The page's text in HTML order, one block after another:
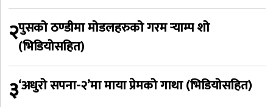
२पुसको ठण्डीमा मोडलहरुको गरम र्‍याम्प शो
(भिडियोसहित)
३‘अधुरो सपना-२’मा माया प्रेमको गाथा (भिडियोसहित)